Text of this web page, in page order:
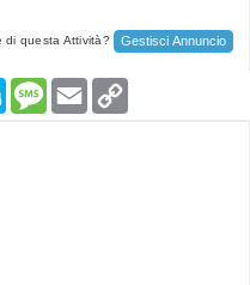
di questa Attività? Gestisci Annuncio
SkypeMessage
Email